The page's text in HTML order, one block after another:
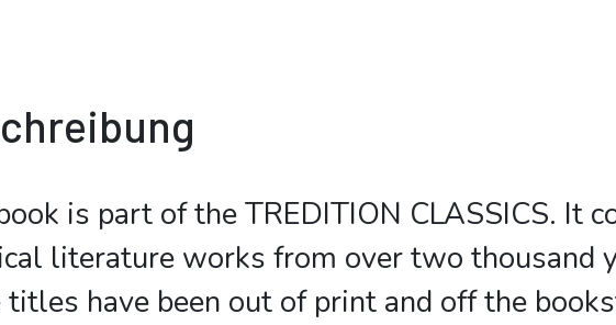
is part of the TREDITION CLASSICS. It
literature works from over two thousand
titles have been out of print and off the